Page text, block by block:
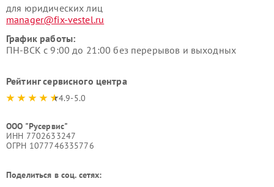
для юридических лиц
manager@fix-vestel.ru
График работы:
ПН-ВСК с 9:00 до 21:00 без перерывов и выходных
Рейтинг сервисного центра
4.9-5.0
ООО "Русервис"
ИНН 7702633247
ОГРН 1077746335776
Поделиться в соц. сетях: